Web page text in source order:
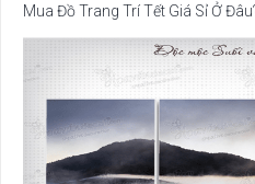
Mua Đồ Trang Trí Tết Giá Sỉ Ở